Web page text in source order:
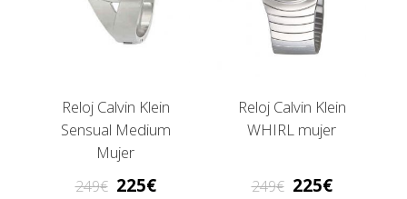
Reloj Calvin Klein
Sensual Medium
Mujer
249 225
Reloj Calvin Klein
WHIRL mujer
249 225